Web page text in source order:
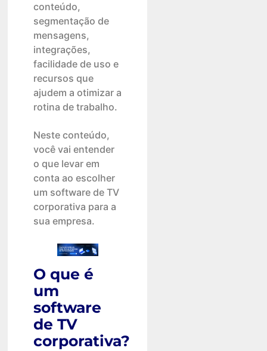
conteúdo,
segmentação de
mensagens,
integrações,
facilidade de uso e
recursos que
ajudem a otimizar a
rotina de trabalho.
Neste conteúdo,
você vai entender
o que levar em
conta ao escolher
um software de TV
corporativa para a
sua empresa.
O que é
um
software
de TV
corporativa?